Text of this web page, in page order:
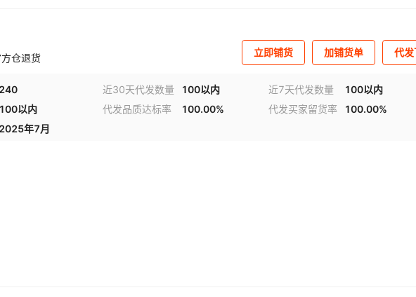
孔100个/件（矮款）
32孔 100个/件（矮款） 库存99999个
方仓退货 立即铺货 加铺货单 代
240 近30天代发数量 100以内 近7天代发数量
100以内
100以内 代发品质达标率 100.00% 代发买家留货率
100.00%
2025年7月